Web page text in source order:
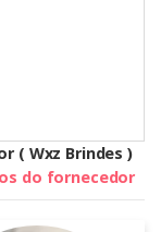
( Wxz Brindes )
do fornecedor